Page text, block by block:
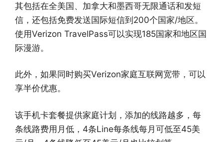
其包括在全美国、加拿大和墨西哥无限通话和发短
信，还包括免费发送国际短信到200个国家/地区。
使用Verizon TravelPass可以实现185国家和地区国
际漫游。
此外，如果同时购买Verizon家庭互联网宽带，可以
享半价优惠。
该手机卡套餐提供家庭计划，添加的线路越多，每
条线路费用月低，4条Line每条线每月可低至45美